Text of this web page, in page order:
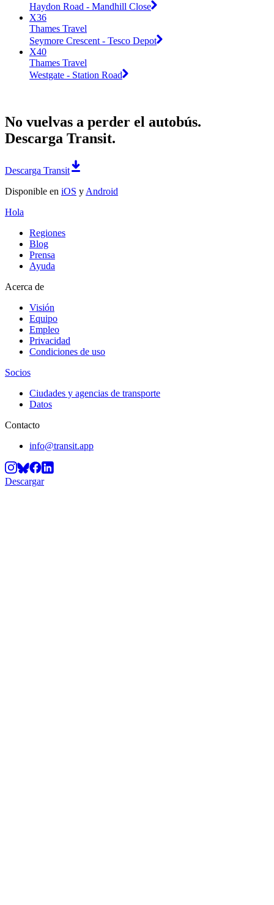
Haydon Road - Mandhill Close
X36
Thames Travel
Seymore Crescent - Tesco Depot
X40
Thames Travel
Westgate - Station Road
No vuelvas a perder el autobús.
Descarga Transit.
Descarga Transit
Disponible en iOS y Android
Hola
Regiones
Blog
Prensa
Ayuda
Acerca de
Visión
Equipo
Empleo
Privacidad
Condiciones de uso
Socios
Ciudades y agencias de transporte
Datos
Contacto
info@transit.app
Descargar